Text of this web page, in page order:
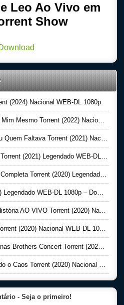
Leo Ao Vivo em
Show
(2024) Nacional WEB-DL 1080p
(2022) Nacional 5.1 WEB-DL 1080p – Download
Torrent (2021) Nacional WEB-DL 1080p – Download
Legendado WEB-DL 720p | 1080p – Download
(2020) Legendado WEB-DL 720p | 1080p – Download
WEB-DL 1080p – Download
(2020) Nacional WEB-DL 720p e 1080p – Download
Nacional WEB-DL 1080p – Download
Torrent (2020) Legendado WEB-DL 1080p Download
(2020) Nacional WEB-DL 720p – Download
- Seja o primeiro!